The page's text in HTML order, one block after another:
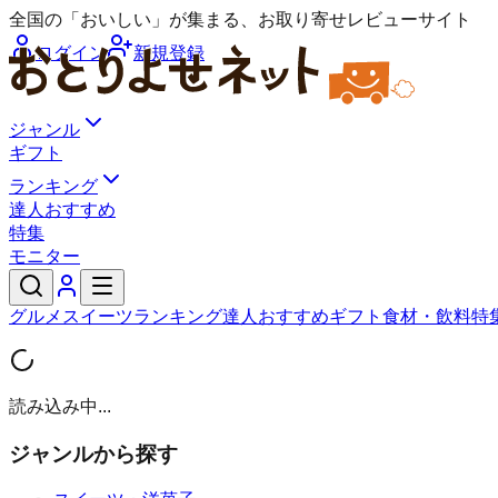
全国の「おいしい」が集まる、お取り寄せレビューサイト
ログイン
新規登録
ジャンル
ギフト
ランキング
達人おすすめ
特集
モニター
グルメ スイーツランキング達人おすすめギフト 食材・飲料特
読み込み中...
ジャンルから探す